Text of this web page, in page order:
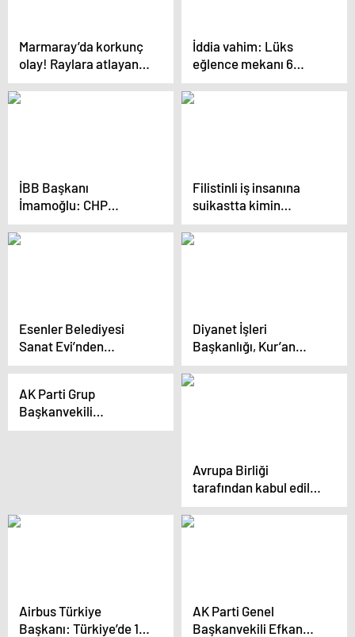
Marmaray’da korkunç
olay! Raylara atlayan
adam trenin altında
can verdi
İddia vahim: Lüks
eğlence mekanı 6
kolonu kesti, Sarıyer
Belediyesi görmezden
İBB Başkanı
İmamoğlu: CHP
değişecek, bu
yolculuğun başka bir
Filistinli iş insanına
suikastta kimin
parmağı var? Babanın
söyledikleri gizemi
Esenler Belediyesi
Sanat Evi’nden
Çocuklara Sanat Dolu
Diyanet İşleri
Başkanlığı, Kur’an
Eğitim Merkezlerini
Açıyor
AK Parti Grup
Başkanvekili
Muhammet Emin
Avrupa Birliği
tarafından kabul edilen
‘Sport4All’ projesiyle
ilgili bilgilendirme
Airbus Türkiye
Başkanı: Türkiye’de 17
AK Parti Genel
Başkanvekili Efkan